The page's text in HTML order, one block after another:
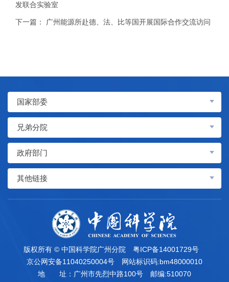
发联合实验室
下一篇： 广州能源所赴德、法、比等国开展国际合作交流访问
国家部委
兄弟分院
政府部门
其他链接
版权所有 © 中国科学院广州分院
粤ICP备14001729号
京公网安备11040250004号
网站标识码:bm48000010
地 址：广州市先烈中路100号
邮编:510070